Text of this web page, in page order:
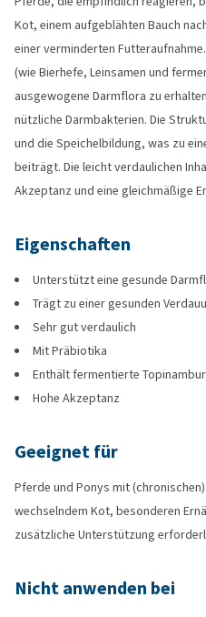
Kot, einem aufgeblähten Bauch
einer verminderten
(wie Bierhefe, Leinsamen und
ausgewogene Darmflora zu
nützliche Darmbakterien. Die
und die Speichelbildung, was zu
beiträgt. Die leicht verdaulichen
Akzeptanz und eine gleichmäßige
Eigenschaften
Unterstützt eine gesunde
Trägt zu einer gesunden
Sehr gut verdaulich
Mit Präbiotika
Enthält fermentierte
Hohe Akzeptanz
Geeignet für
Pferde und Ponys mit
wechselndem Kot, besonderen
zusätzliche Unterstützung
Nicht anwenden bei